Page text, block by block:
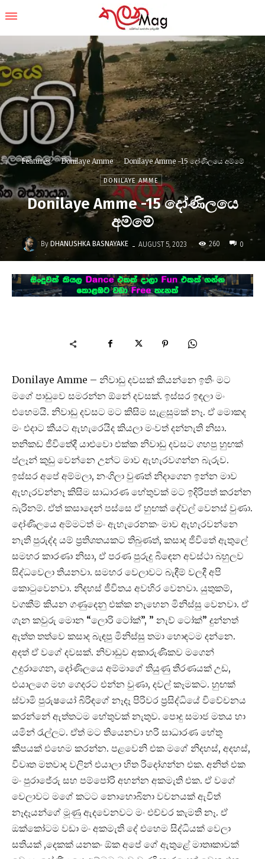
Features Donilaye Amme Donilaye Amme -15 දෝණිලයෙ අම්මේ
DONILAYE AMME
Donilaye Amme -15 දෝණිලයෙ
අම්මේ
By DHANUSHKA BASNAYAKE - AUGUST 5, 2023 260 0
Donilaye Amme – නිවාඩු දවසක් කියන්නෙ ඉතිං මට
මගේ පාඩුවෙ සමරන්න ඕනේ දවසක්. ඉස්සර ඉඳලා මං
එහෙමයි. නිවාඩු දවසට මට කිසිම සැළසුමක් නෑ. ඒ මොකද
මං එදාට කීයට ඇහැරෙයිද කියලා මංවත් දන්නැති නිසා.
තනිකඩ ජීවිතේදී යාළුවො එක්ක නිවාඩු දවසට ගහපු හුඟක්
ප්ලෑන් කුඩු වෙන්නෙ උන්ට මාව ඇහැරවගන්න බැරුව.
ඉස්සර අපේ අම්මලා, නංගිලා වුණත් නිදාගෙන ඉන්න මාව
ඇහැරවන්නෑ කිසිම සාධාරණ හේතුවක් මට ඉදිරිපත් කරන්න
බැරිනම්. ඒත් කසාදෙන් පස්සෙ ඒ හුඟක් දේවල් වෙනස් වුණා.
දෝණිලයෙ අම්මටත් මං ඇහැරෙනකං මාව ඇහැරවන්නෙ
නැති පුරුද්ද යම් ප්‍රතිශතයකට තිබුණත්, කසාද ජීවිතේ ඇතුලේ
සමහර කාරණා නිසා, ඒ පරණ පුරුදු බිඳෙන අවස්ථා බහුලව
සිද්ධවෙලා තියනවා. සමහර වෙලාවට බැඳීම් වලදී අපි
කොටුවෙනවා. නිදහස් ජීවිතය අවහිර වෙනවා. යුතුකම්,
වගකීම් කියන ගණුදෙනු එක්ක නැහෙන මිනිස්සු වෙනවා. ඒ
ගැන කවුරු මොන “ලොරි ටෝක්”, ” නැව් ටෝක්” දුන්නත්
ඇත්ත තත්වෙ කසාද බැඳපු මිනිස්සු තමා හොඳටම දන්නෙ.
අදත් ඒ වගේ දවසක්. නිවාඩුව අකාරුණිකව මගෙන්
උදුරාගෙන, දෝණිලයෙ අම්මාගේ තියුණු තීරණයක් උඩ,
එයාලගෙ මහ ගෙදරට එන්න වුණා, දවල් කෑමකට. හුඟක්
ස්වාමි පුරුෂයෝ බිරිඳගේ නෑදෑ පිරිවර ප්‍රසිද්ධියේ විවේචනය
කරන්නේ ඇත්තටම හේතුවක් නැතුව. පොදු සමාජ මතය හා
යමින් රැල්ලට. ඒත් මට තියෙනවා හරි සාධාරණ හේතූ
කීපයක් එහෙම කරන්න. පළවෙනි එක මගේ නිදහස්, අදහස්,
විවෘත මතවාද වලින් එයාලා හිත රිදෝගන්න එක. අනිත් එක
මං පුරාජේරු සහ පම්පෝරි අහන්න අකමැති එක. ඒ වගේ
වෙලාවට මගේ කටට නොහොබිනා වචනයක් ඇවිත්
නෑදෑයන්ගේ මූණු ඇදවෙනවට මං එච්චර කැමති නෑ. ඒ
ඔක්කෝටම වඩා මං අකමැති දේ එහෙම සිද්ධියක් වෙලා
සතියක් ,දෙකක් යනකං ඕක අපේ ගේ ඇතුළේ මාතෘකාවක්